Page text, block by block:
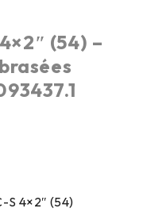
(54) –
S 4×2″ (54)